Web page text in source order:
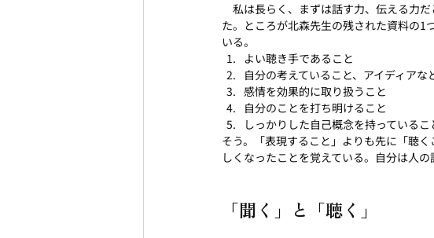
私は長らく、まずは話す力、伝える力だ
た。ところが北森先生の残された資料の1
いる。
よい聴き手であること
自分の考えていること、アイディア
感情を効果的に取り扱うこと
自分のことを打ち明けること
しっかりした自己概念を持っているこ
そう。「表現すること」よりも先に「聴
しくなったことを覚えている。自分は人
「聞く」と「聴く」